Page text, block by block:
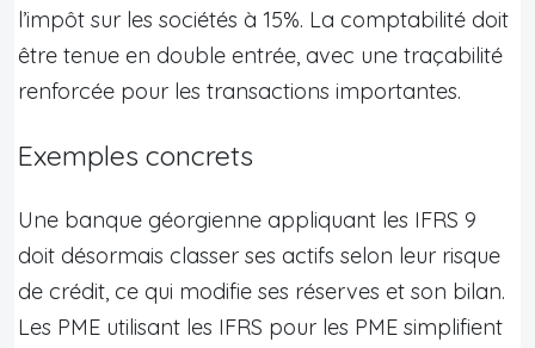
l’impôt sur les sociétés à 15%. La comptabilité doit
être tenue en double entrée, avec une traçabilité
renforcée pour les transactions importantes.
Exemples concrets
Une banque géorgienne appliquant les IFRS 9
doit désormais classer ses actifs selon leur risque
de crédit, ce qui modifie ses réserves et son bilan.
Les PME utilisant les IFRS pour les PME simplifient